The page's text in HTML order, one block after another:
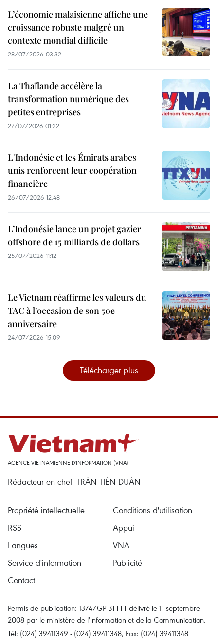
L’économie malaisienne affiche une
croissance robuste malgré un
contexte mondial difficile
28/07/2026 03:32
La Thaïlande accélère la
transformation numérique des
petites entreprises
27/07/2026 01:22
L'Indonésie et les Émirats arabes
unis renforcent leur coopération
financière
26/07/2026 12:48
L’Indonésie lance un projet gazier
offshore de 15 milliards de dollars
25/07/2026 11:12
Le Vietnam réaffirme les valeurs du
TAC à l’occasion de son 50e
anniversaire
24/07/2026 15:09
Télécharger plus
AGENCE VIETNAMIENNE D'INFORMATION (VNA)
Rédacteur en chef: TRÂN TIÊN DUÂN
Propriété intellectuelle
Conditions d'utilisation
RSS
Appui
Langues
VNA
Service d'information
Publicité
Contact
Permis de publication: 1374/GP-BTTTT délivré le 11 septembre
2008 par le ministère de l'Information et de la Communication.
Tél: (024) 39411349 - (024) 39411348, Fax: (024) 39411348